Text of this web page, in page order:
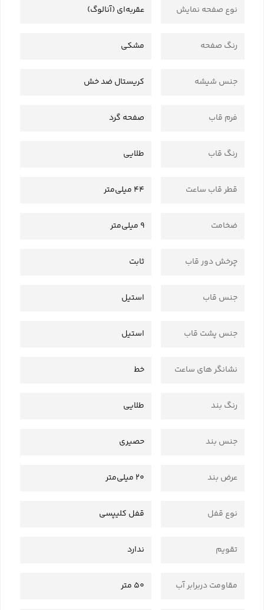
نوع صفحه نمایش عقربه‌ای (آنالوگ)
رنگ صفحه مشکی
جنس شیشه کریستال ضد خش
فرم قاب صفحه گرد
رنگ قاب طلایی
قطر قاب ساعت 44 میلی‌متر
ضخامت 9 میلی‌متر
چرخش دور قاب ثابت
جنس قاب استیل
جنس پشت قاب استیل
نشانگر های ساعت خط
رنگ بند طلایی
جنس بند حصیری
عرض بند 20 میلی‌متر
نوع قفل قفل کلیپسی
تقویم ندارد
مقاومت دربرابر آب 50 متر